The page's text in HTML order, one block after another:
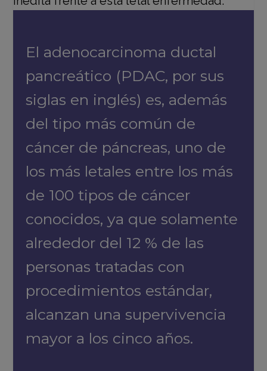
El adenocarcinoma ductal
pancreático (PDAC, por sus
siglas en inglés) es, además
del tipo más común de
cáncer de páncreas, uno de
los más letales entre los más
de 100 tipos de cáncer
conocidos, ya que solamente
alrededor del 12 % de las
personas tratadas con
procedimientos estándar,
alcanzan una supervivencia
mayor a los cinco años.